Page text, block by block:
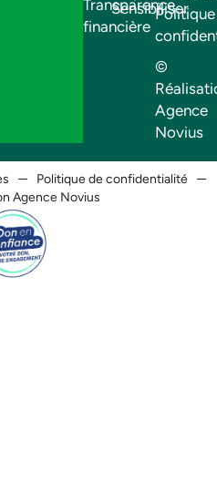
Transparence
financière
Sensibiliser
©
Agence
Novius
Politique de confidentialité
Agence Novius